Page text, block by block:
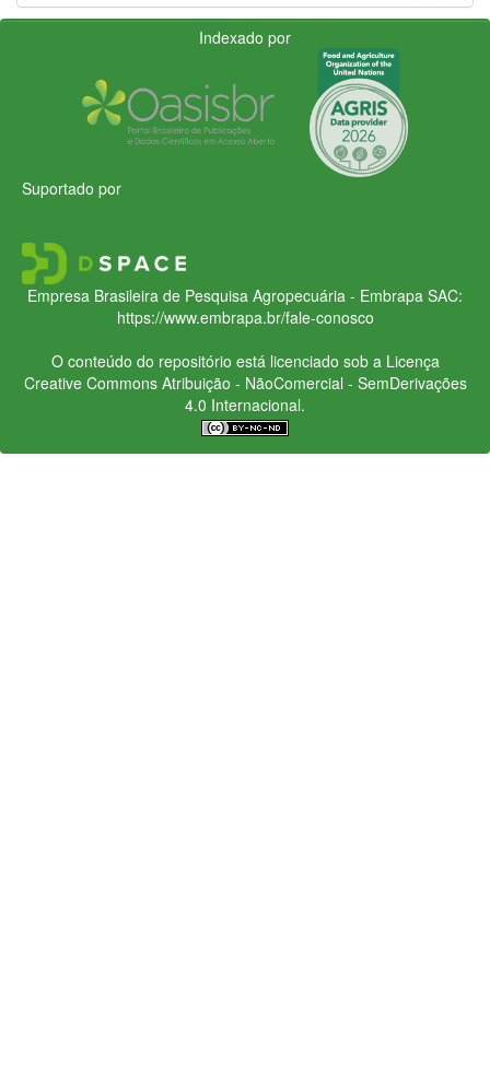
Indexado por
Suportado por
Empresa Brasileira de Pesquisa Agropecuária - Embrapa SAC:
https://www.embrapa.br/fale-conosco
O conteúdo do repositório está licenciado sob a Licença
Creative CommonsAtribuição - NãoComercial - SemDerivações
4.0 Internacional.